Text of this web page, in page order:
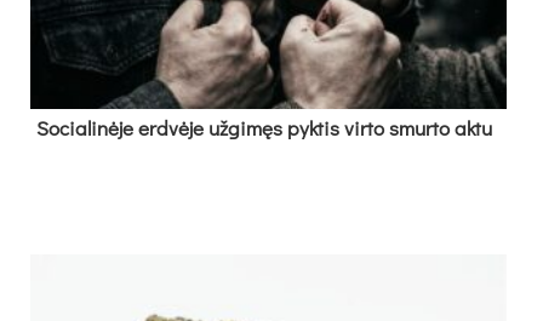
So­cia­li­nė­je erd­vė­je už­gi­męs pyk­tis vir­to smur­to ak­tu